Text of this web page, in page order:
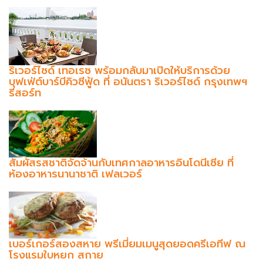
ริเวอร์ไซด์ เทอเรซ พร้อมกลับมาเปิดให้บริการด้วย
บุฟเฟ่ต์บาร์บีคิวซีฟู้ด ที่ อนันตรา ริเวอร์ไซด์ กรุงเทพฯ
รีสอร์ท
สัมผัสรสชาติจัดจ้านกับเทศกาลอาหารอินโดนีเซีย ที่
ห้องอาหารนานาชาติ เฟลเวอร์
เบอร์เกอร์สองสหาย พรีเมี่ยมเมนูสุดยอดครีเอทีฟ ณ
โรงแรมใบหยก สกาย